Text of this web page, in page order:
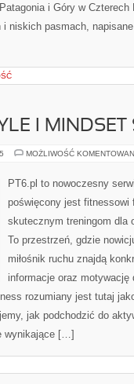
i Góry w
niskich pasmach,
I MINDSET
MOŻLIWOŚĆ
PT6.pl to nowoczesny
poświęcony jest fitnessowi
skutecznym treningom dla
To przestrzeń, gdzie
miłośnik ruchu znajdą
informacje oraz motywację
rozumiany jest tutaj
jak podchodzić do
wynikające […]